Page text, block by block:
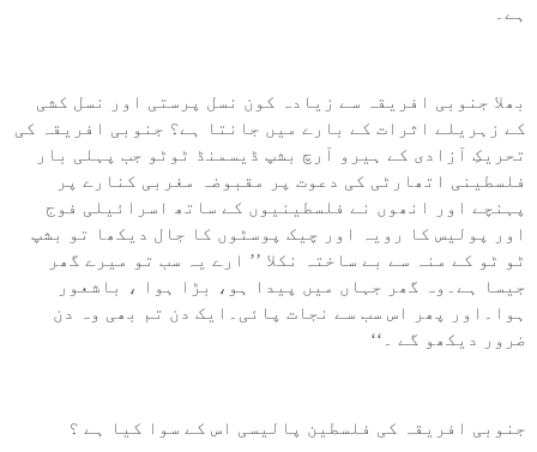
ہے۔
بھلا جنوبی افریقہ سے زیادہ کون نسل پرستی اور نسل کشی
کے زہریلے اثرات کے بارے میں جانتا ہے؟ جنوبی افریقہ کی
تحریکِ آزادی کے ہیرو آرچ بشپ ڈیسمنڈ ٹوٹو جب پہلی بار
فلسطینی اتھارٹی کی دعوت پر مقبوضہ مغربی کنارے پر
پہنچے اور انھوں نے فلسطینیوں کے ساتھ اسرائیلی فوج
اور پولیس کا رویہ اور چیک پوسٹوں کا جال دیکھا تو بشپ
ٹو ٹو کے منہ سے بے ساختہ نکلا ’’ ارے یہ سب تو میرے گھر
جیسا ہے۔وہ گھر جہاں میں پیدا ہو، بڑا ہوا ، باشعور
ہوا۔اور پھر اس سب سے نجات پائی۔ایک دن تم بھی وہ دن
ضرور دیکھو گے ۔‘‘
جنوبی افریقہ کی فلسطین پالیسی اس کے سوا کیا ہے ؟